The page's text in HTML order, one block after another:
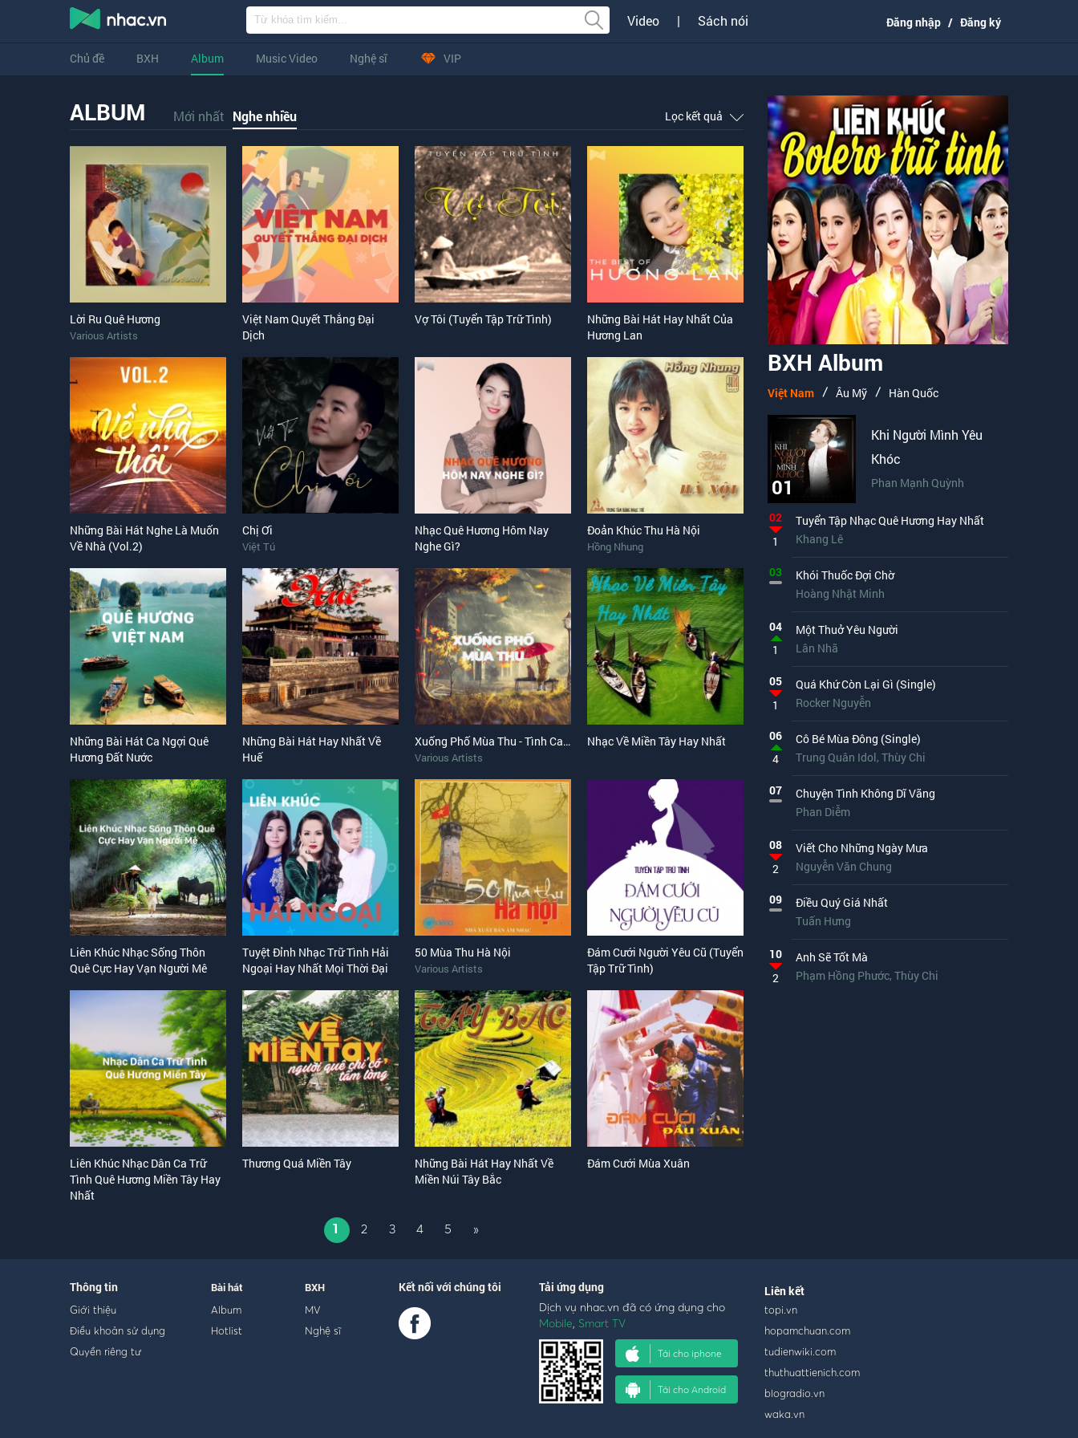
Video | Sách nói Đăng nhập / Đăng ký
Chủ đề BXH Album Music Video Nghệ sĩ VIP
ALBUM Mới nhất Nghe nhiều Lọc kết quả
Lời Ru Quê Hương
Various Artists
Việt Nam Quyết Thắng Đại
Dịch
Vợ Tôi (Tuyển Tập Trữ Tình)
Những Bài Hát Hay Nhất Của
Hương Lan
Những Bài Hát Nghe Là Muốn
Về Nhà (Vol.2)
Chị Ơi
Việt Tú
Nhạc Quê Hương Hôm Nay
Nghe Gì?
Đoản Khúc Thu Hà Nội
Hồng Nhung
Những Bài Hát Ca Ngợi Quê
Hương Đất Nước
Những Bài Hát Hay Nhất Về
Huế
Xuống Phố Mùa Thu - Tình Ca Mùa Lá Rụng
Various Artists
Nhạc Về Miền Tây Hay Nhất
Liên Khúc Nhạc Sống Thôn
Quê Cực Hay Vạn Người Mê
Tuyệt Đỉnh Nhạc Trữ Tình Hải
Ngoại Hay Nhất Mọi Thời Đại
50 Mùa Thu Hà Nội
Various Artists
Đám Cưới Người Yêu Cũ (Tuyển
Tập Trữ Tình)
Liên Khúc Nhạc Dân Ca Trữ
Tình Quê Hương Miền Tây Hay
Nhất
Thương Quá Miền Tây
Những Bài Hát Hay Nhất Về
Miền Núi Tây Bắc
Đám Cưới Mùa Xuân
1 2 3 4 5 »
BXH Album
Việt Nam Âu Mỹ Hàn Quốc
01
Khi Người Mình Yêu
Khóc
Phan Mạnh Quỳnh
02
1
Tuyển Tập Nhạc Quê Hương Hay Nhất
Khang Lê
03
Khói Thuốc Đợi Chờ
Hoàng Nhật Minh
04
1
Một Thuở Yêu Người
Lân Nhã
05
1
Quá Khứ Còn Lại Gì (Single)
Rocker Nguyễn
06
4
Cô Bé Mùa Đông (Single)
Trung Quân Idol, Thùy Chi
07
Chuyện Tình Không Dĩ Vãng
Phan Diễm
08
2
Viết Cho Những Ngày Mưa
Nguyễn Văn Chung
09
Điều Quý Giá Nhất
Tuấn Hưng
10
2
Anh Sẽ Tốt Mà
Phạm Hồng Phước, Thùy Chi
Thông tin
Giới thiệu
Điều khoản sử dụng
Quyền riêng tư
Bài hát
Album
Hotlist
BXH
MV
Nghệ sĩ
Kết nối với chúng tôi Tải ứng dụng
Dịch vụ nhac.vn đã có ứng dụng cho
Mobile, Smart TV
Tải cho iphone
Tải cho Android
Liên kết
topi.vn
hopamchuan.com
tudienwiki.com
thuthuattienich.com
blogradio.vn
waka.vn